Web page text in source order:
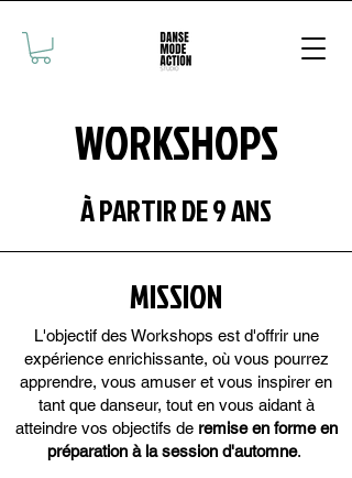
WORKSHOPS
À PARTIR DE 9 ANS
MISSION
L'objectif des Workshops est d'offrir une
expérience enrichissante, où vous pourrez
apprendre, vous amuser et vous inspirer en
tant que danseur, tout en vous aidant à
atteindre vos objectifs de remise en forme en
préparation à la session d'automne.